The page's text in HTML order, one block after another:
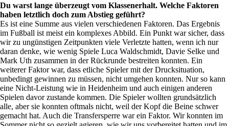
Du warst lange überzeugt vom Klassenerhalt. Welche Faktoren
haben letztlich doch zum Abstieg geführt?
Es ist eine Summe aus vielen verschiedenen Faktoren. Das Ergebnis
im Fußball ist meist ein komplexes Abbild. Ein Punkt war sicher, dass
wir zu ungünstigen Zeitpunkten viele Verletzte hatten, wenn ich nur
daran denke, wie wenig Spiele Luca Waldschmidt, Davie Selke und
Mark Uth zusammen in der Rückrunde bestreiten konnten. Ein
weiterer Faktor war, dass etliche Spieler mit der Drucksituation,
unbedingt gewinnen zu müssen, nicht umgehen konnten. Nur so kann
eine Nicht-Leistung wie in Heidenheim und auch einigen anderen
Spielen davor zustande kommen. Die Spieler wollten grundsätzlich
alle, aber sie konnten oftmals nicht, weil der Kopf die Beine schwer
gemacht hat. Auch die Transfersperre war ein Faktor. Wir konnten im